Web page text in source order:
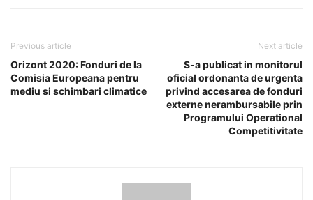
Previous article
Orizont 2020: Fonduri de la
Comisia Europeana pentru
mediu si schimbari climatice
Next article
S-a publicat in monitorul
oficial ordonanta de urgenta
privind accesarea de fonduri
externe nerambursabile prin
Programului Operational
Competitivitate